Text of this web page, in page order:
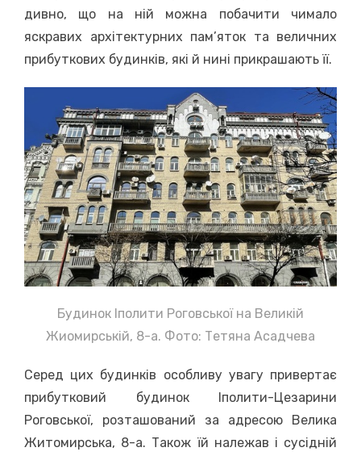
дивно, що на ній можна побачити чимало
яскравих архітектурних пам’яток та величних
прибуткових будинків, які й нині прикрашають її.
Будинок Іполити Роговської на Великій
Жиомирській, 8-а. Фото: Тетяна Асадчева
Серед цих будинків особливу увагу привертає
прибутковий будинок Іполити-Цезарини
Роговської, розташований за адресою Велика
Житомирська, 8-а. Також їй належав і сусідній